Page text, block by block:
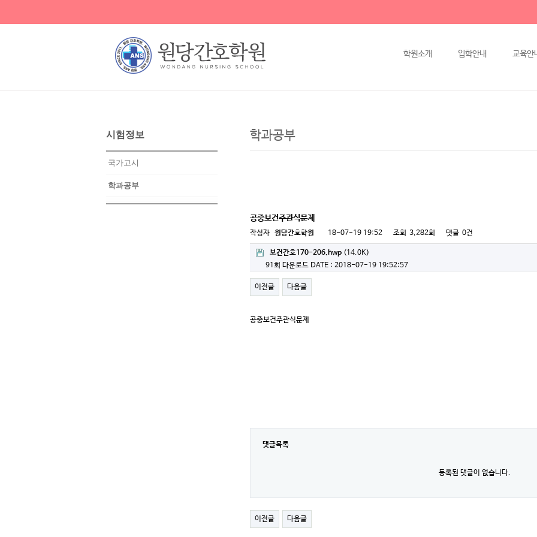
학원소개 입학안내 교육안
시험정보
국가고시
학과공부
학과공부
공중보건주관식문제
작성자 원당간호학원 18-07-19 19:52 조회 3,282회 댓글 0건
보건간호170-206.hwp (14.0K)
91회 다운로드 DATE : 2018-07-19 19:52:57
이전글 다음글
공중보건주관식문제
댓글목록
등록된 댓글이 없습니다.
이전글 다음글